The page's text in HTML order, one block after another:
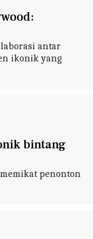
antar
ikonik yang
bintang
penonton